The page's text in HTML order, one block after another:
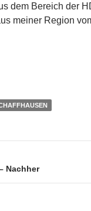
dem Bereich der
meiner Region
Nachher